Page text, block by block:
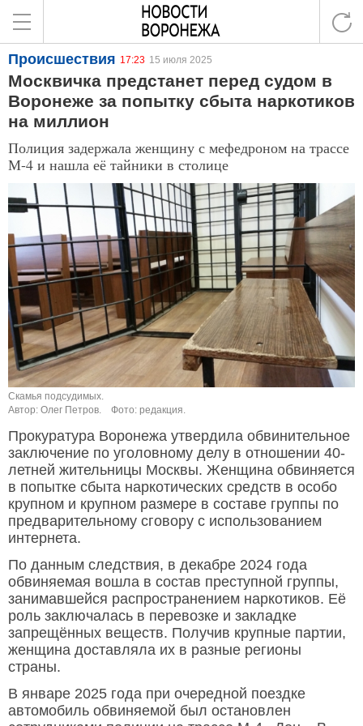
Происшествия 17:23 15 июля 2025
Москвичка предстанет перед судом в
Воронеже за попытку сбыта наркотиков
на миллион
Полиция задержала женщину с мефедроном на трассе
М-4 и нашла её тайники в столице
Скамья подсудимых.
Автор: Олег Петров.
Фото: редакция.
Прокуратура Воронежа утвердила обвинительное
заключение по уголовному делу в отношении 40-
летней жительницы Москвы. Женщина обвиняется
в попытке сбыта наркотических средств в особо
крупном и крупном размере в составе группы по
предварительному сговору с использованием
интернета.
По данным следствия, в декабре 2024 года
обвиняемая вошла в состав преступной группы,
занимавшейся распространением наркотиков. Её
роль заключалась в перевозке и закладке
запрещённых веществ. Получив крупные партии,
женщина доставляла их в разные регионы
страны.
В январе 2025 года при очередной поездке
автомобиль обвиняемой был остановлен